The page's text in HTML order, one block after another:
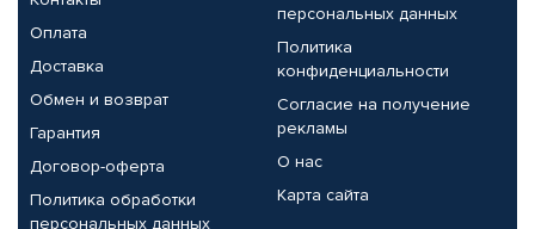
Оплата
Доставка
Обмен и возврат
Гарантия
Договор-оферта
Политика обработки
персональных данных
персональных данных
Политика
конфиденциальности
Согласие на получение
рекламы
О нас
Карта сайта